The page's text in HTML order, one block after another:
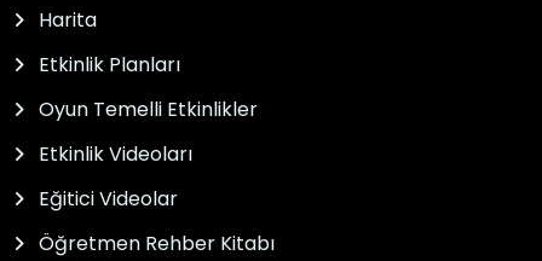
Harita
Etkinlik Planları
Oyun Temelli Etkinlikler
Etkinlik Videoları
Eğitici Videolar
Öğretmen Rehber Kitabı